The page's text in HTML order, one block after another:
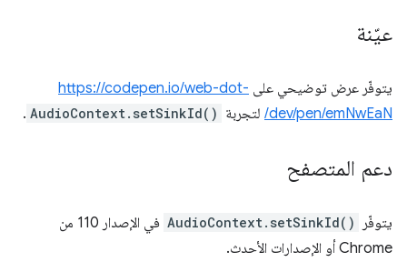
عيّنة
يتوفّر عرض توضيحي على https://codepen.io/web-dot-
dev/pen/emNwEaN/ لتجربة AudioContext.setSinkId()
.
دعم المتصفح
يتوفّر AudioContext.setSinkId()
في الإصدار 110 من
Chrome أو الإصدارات الأحدث.